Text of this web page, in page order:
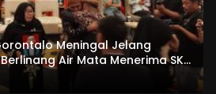
Meningal Jelang
Air Mata Menerima SKL